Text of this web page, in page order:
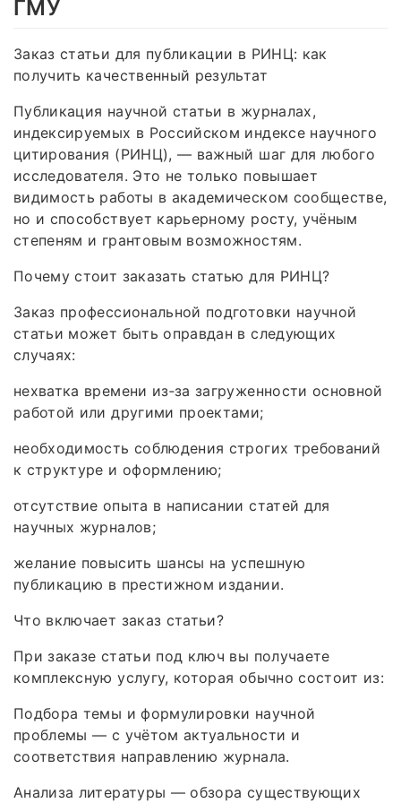
ГМУ
Заказ статьи для публикации в РИНЦ: как
получить качественный результат
Публикация научной статьи в журналах,
индексируемых в Российском индексе научного
цитирования (РИНЦ), — важный шаг для любого
исследователя. Это не только повышает
видимость работы в академическом сообществе,
но и способствует карьерному росту, учёным
степеням и грантовым возможностям.
Почему стоит заказать статью для РИНЦ?
Заказ профессиональной подготовки научной
статьи может быть оправдан в следующих
случаях:
нехватка времени из‑за загруженности основной
работой или другими проектами;
необходимость соблюдения строгих требований
к структуре и оформлению;
отсутствие опыта в написании статей для
научных журналов;
желание повысить шансы на успешную
публикацию в престижном издании.
Что включает заказ статьи?
При заказе статьи под ключ вы получаете
комплексную услугу, которая обычно состоит из:
Подбора темы и формулировки научной
проблемы — с учётом актуальности и
соответствия направлению журнала.
Анализа литературы — обзора существующих